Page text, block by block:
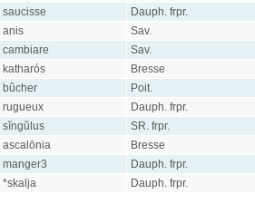
saucisse
Dauph. frpr.
anis
Sav.
cambiare
Sav.
katharós
Bresse
bûcher
Poit.
rugueux
Dauph. frpr.
sĭngŭlus
SR. frpr.
ascalōnia
Bresse
manger3
Dauph. frpr.
*skalja Dauph. frpr.